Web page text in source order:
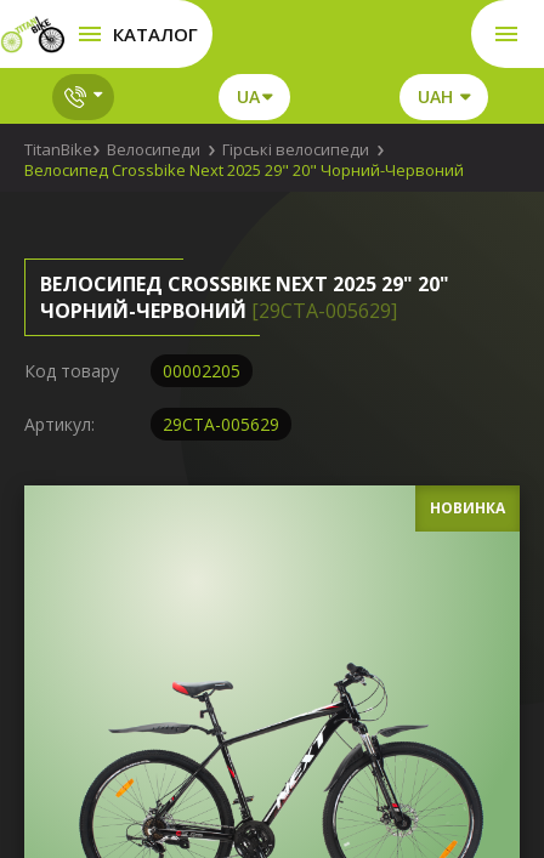
КАТАЛОГ
UA UAH
TitanBike Велосипеди
Гірські велосипеди
Велосипед Crossbike Next 2025 29" 20" Чорний-Червоний
ВЕЛОСИПЕД CROSSBIKE NEXT 2025 29" 20"
ЧОРНИЙ-ЧЕРВОНИЙ [29СTA-005629]
Код товару 00002205
Артикул: 29СTA-005629
НОВИНКА